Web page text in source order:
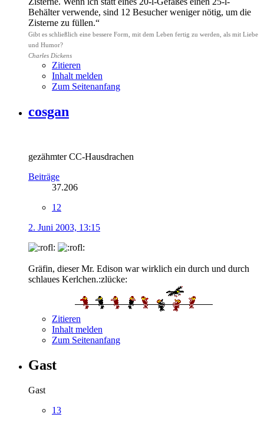
Behälter verwende, sind 12 Besucher weniger nötig, um die
Zisterne zu füllen.“
Gibt es schließlich eine bessere Form, mit dem Leben fertig zu werden, als mit Liebe
und Humor?
Charles Dickens
Zitieren
Inhalt melden
Zum Seitenanfang
cosgan
gezähmter CC-Hausdrachen
Beiträge
37.206
12
2. Juni 2003, 13:15
Gräfin, dieser Mr. Edison war wirklich ein durch und durch
schlaues Kerlchen.:zlücke:
Zitieren
Inhalt melden
Zum Seitenanfang
Gast
Gast
13